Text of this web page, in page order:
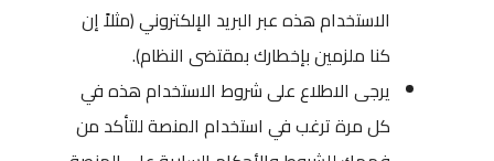
الاستخدام هذه عبر البريد الإلكتروني (مثلاً إن
كنا ملزمين بإخطارك بمقتضى النظام).
يرجى الاطلاع على شروط الاستخدام هذه في
كل مرة ترغب في استخدام المنصة للتأكد من